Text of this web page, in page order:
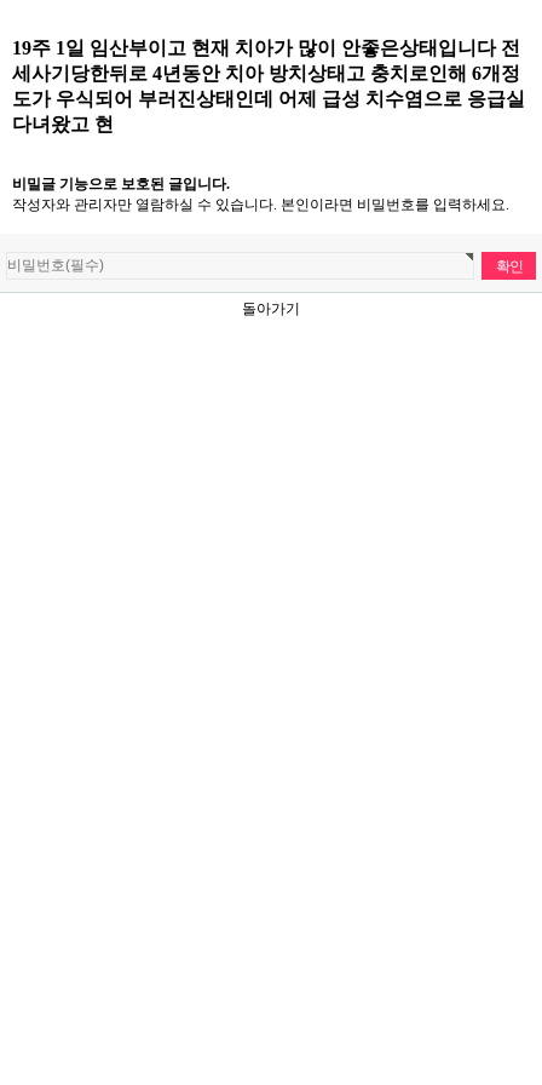
19주 1일 임산부이고 현재 치아가 많이 안좋은상태입니다 전
세사기당한뒤로 4년동안 치아 방치상태고 충치로인해 6개정
도가 우식되어 부러진상태인데 어제 급성 치수염으로 응급실
다녀왔고 현
비밀글 기능으로 보호된 글입니다.
작성자와 관리자만 열람하실 수 있습니다. 본인이라면 비밀번호를 입력하세요.
돌아가기